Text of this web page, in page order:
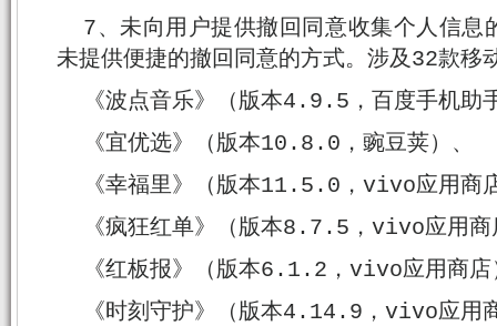
7、未向用户提供撤回同意收集个人信息
未提供便捷的撤回同意的方式。涉及32款移
《波点音乐》（版本4.9.5，百度手机助
《宜优选》（版本10.8.0，豌豆荚）、
《幸福里》（版本11.5.0，vivo应用商
《疯狂红单》（版本8.7.5，vivo应用商
《红板报》（版本6.1.2，vivo应用商店
《时刻守护》（版本4.14.9，vivo应用